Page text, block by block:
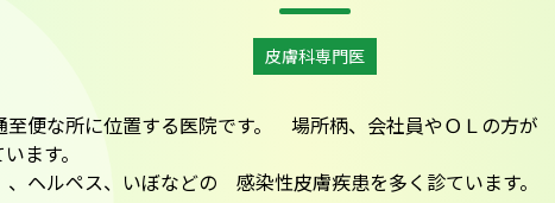
皮膚科専門医
便な所に位置する医院です。 場所柄、会社員やＯＬの方が
ます。
ヘルペス、いぼなどの 感染性皮膚疾患を多く診ています。